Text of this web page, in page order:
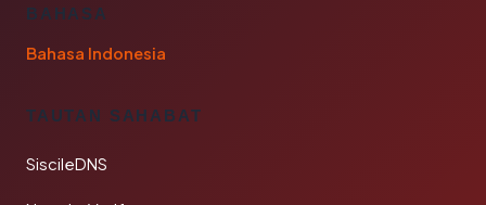
BAHASA
Bahasa Indonesia
TAUTAN SAHABAT
SiscileDNS